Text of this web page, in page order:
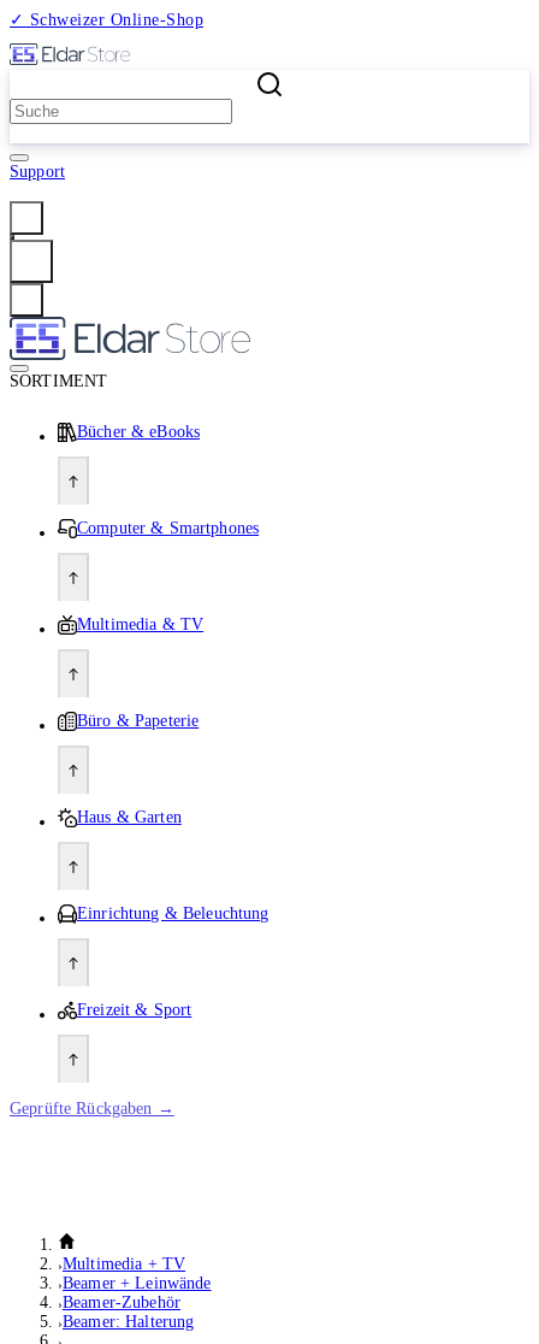
✓ Schweizer Online-Shop
Support
SORTIMENT
Bücher & eBooks
Computer & Smartphones
Multimedia & TV
Büro & Papeterie
Haus & Garten
Einrichtung & Beleuchtung
Freizeit & Sport
Geprüfte Rückgaben →
Multimedia + TV
Beamer + Leinwände
Beamer-Zubehör
Beamer: Halterung